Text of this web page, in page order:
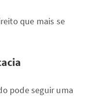
que mais se
pode seguir uma